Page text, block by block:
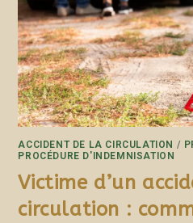
ACCIDENT DE LA CIRCULATION /
PROCÉDURE D'INDEMNISATION
Victime d’un
circulation :